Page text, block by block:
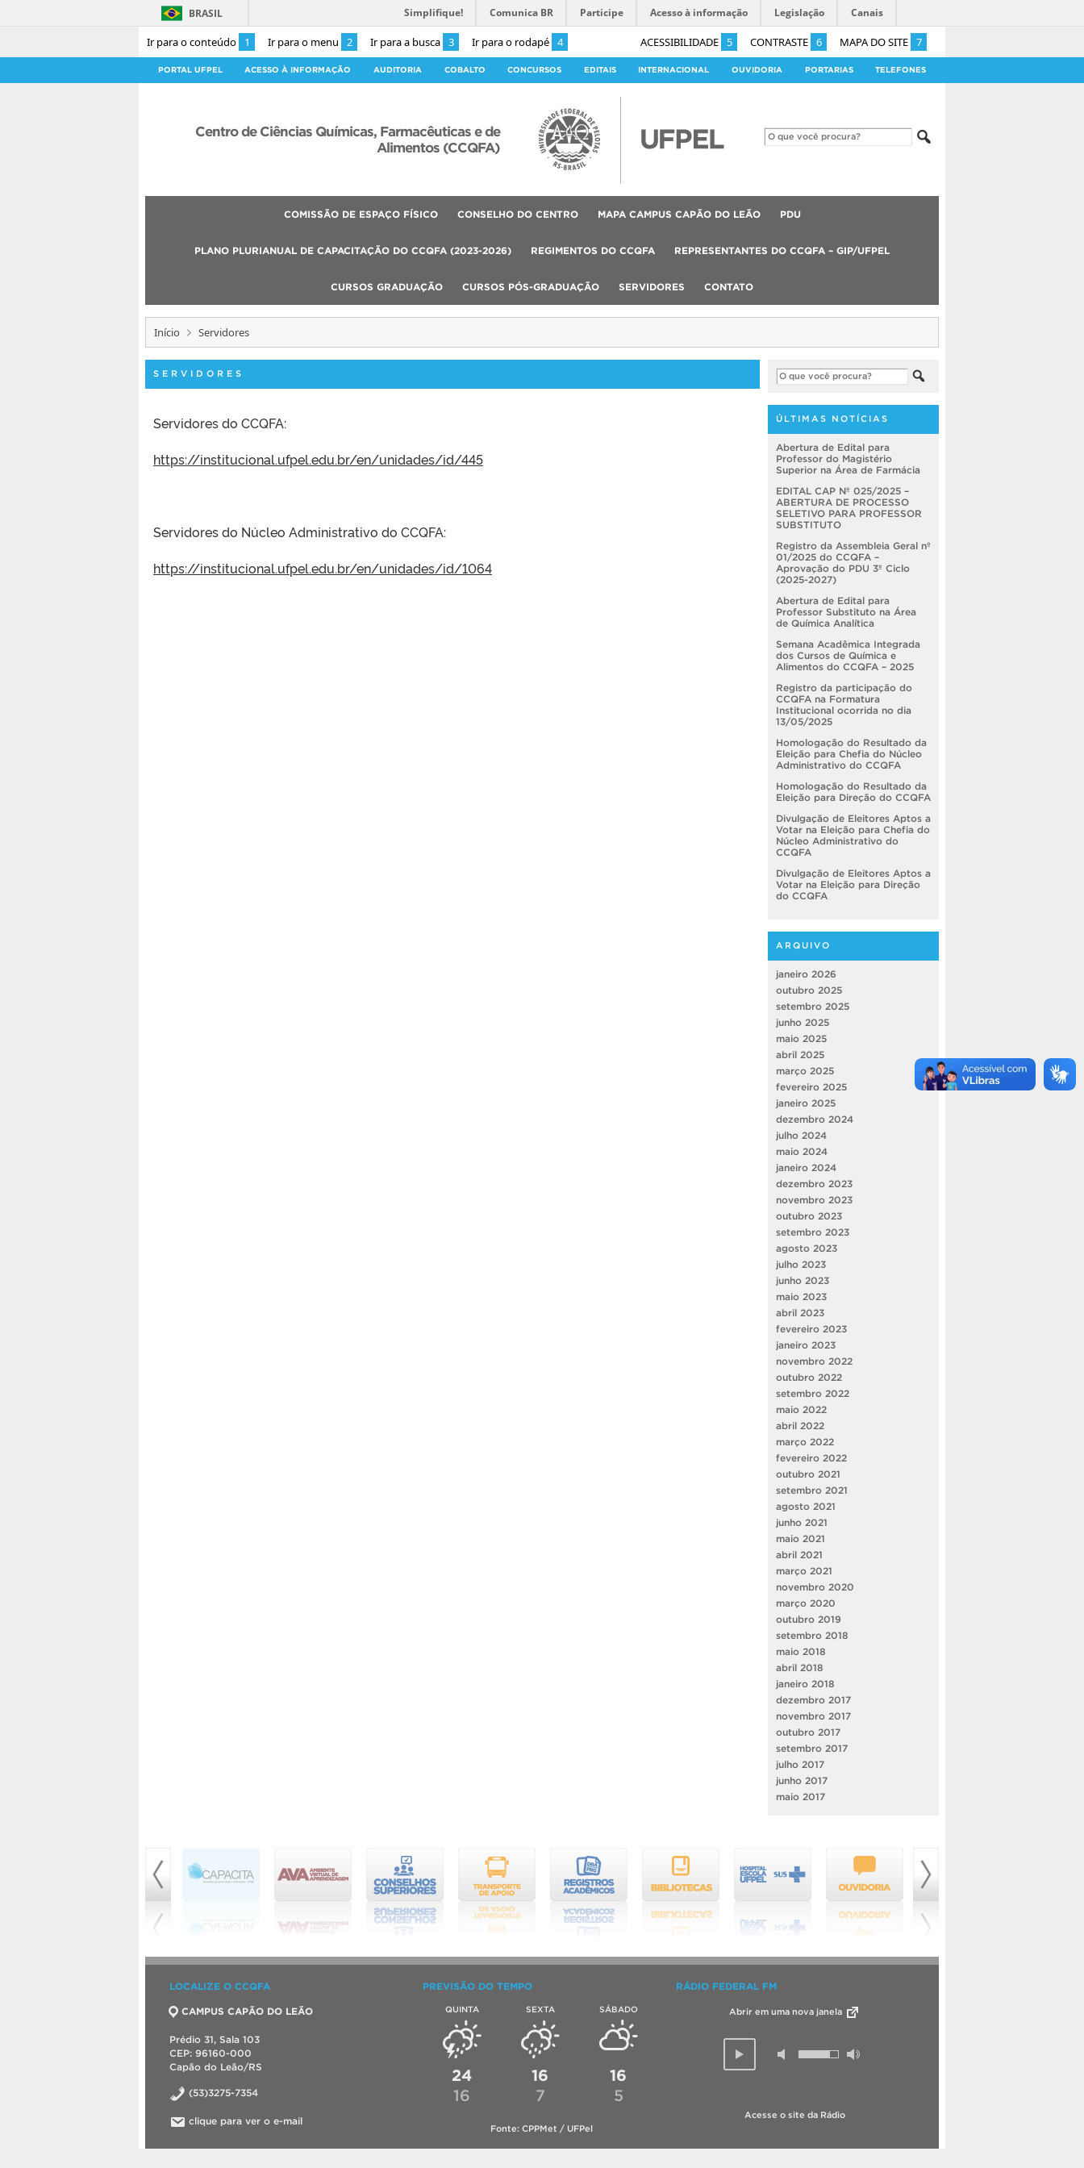
Ir para o conteúdo 1 Ir para o menu 2 Ir para a busca 3 Ir para o rodapé 4 ACESSIBILIDADE 5 CONTRASTE 6 MAPA DO SITE 7
BRASIL Simplifique! Comunica BR Participe Acesso à informação Legislação Canais
PORTAL UFPEL ACESSO À INFORMAÇÃO AUDITORIA COBALTO CONCURSOS EDITAIS INTERNACIONAL OUVIDORIA PORTARIAS TELEFONES
Centro de Ciências Químicas, Farmacêuticas e de
Alimentos (CCQFA)
COMISSÃO DE ESPAÇO FÍSICO CONSELHO DO CENTRO MAPA CAMPUS CAPÃO DO LEÃO PDU
PLANO PLURIANUAL DE CAPACITAÇÃO DO CCQFA (2023-2026) REGIMENTOS DO CCQFA REPRESENTANTES DO CCQFA – GIP/UFPEL
CURSOS GRADUAÇÃO CURSOS PÓS-GRADUAÇÃO SERVIDORES CONTATO
Início Servidores
SERVIDORES
Servidores do CCQFA:
https://institucional.ufpel.edu.br/en/unidades/id/445
Servidores do Núcleo Administrativo do CCQFA:
https://institucional.ufpel.edu.br/en/unidades/id/1064
ÚLTIMAS NOTÍCIAS
Abertura de Edital para
Professor do Magistério
Superior na Área de Farmácia
EDITAL CAP Nº 025/2025 –
ABERTURA DE PROCESSO
SELETIVO PARA PROFESSOR
SUBSTITUTO
Registro da Assembleia Geral nº
01/2025 do CCQFA –
Aprovação do PDU 3º Ciclo
(2025-2027)
Abertura de Edital para
Professor Substituto na Área
de Química Analítica
Semana Acadêmica Integrada
dos Cursos de Química e
Alimentos do CCQFA – 2025
Registro da participação do
CCQFA na Formatura
Institucional ocorrida no dia
13/05/2025
Homologação do Resultado da
Eleição para Chefia do Núcleo
Administrativo do CCQFA
Homologação do Resultado da
Eleição para Direção do CCQFA
Divulgação de Eleitores Aptos a
Votar na Eleição para Chefia do
Núcleo Administrativo do
CCQFA
Divulgação de Eleitores Aptos a
Votar na Eleição para Direção
do CCQFA
ARQUIVO
janeiro 2026
outubro 2025
setembro 2025
junho 2025
maio 2025
abril 2025
março 2025
fevereiro 2025
janeiro 2025
dezembro 2024
julho 2024
maio 2024
janeiro 2024
dezembro 2023
novembro 2023
outubro 2023
setembro 2023
agosto 2023
julho 2023
junho 2023
maio 2023
abril 2023
fevereiro 2023
janeiro 2023
novembro 2022
outubro 2022
setembro 2022
maio 2022
abril 2022
março 2022
fevereiro 2022
outubro 2021
setembro 2021
agosto 2021
junho 2021
maio 2021
abril 2021
março 2021
novembro 2020
março 2020
outubro 2019
setembro 2018
maio 2018
abril 2018
janeiro 2018
dezembro 2017
novembro 2017
outubro 2017
setembro 2017
julho 2017
junho 2017
maio 2017
LOCALIZE O CCQFA
CAMPUS CAPÃO DO LEÃO
Prédio 31, Sala 103
CEP: 96160-000
Capão do Leão/RS
(53)3275-7354
clique para ver o e-mail
PREVISÃO DO TEMPO
QUINTA
24
16
SEXTA
16
7
SÁBADO
16
5
Fonte: CPPMet / UFPel
RÁDIO FEDERAL FM
Abrir em uma nova janela
Acesse o site da Rádio